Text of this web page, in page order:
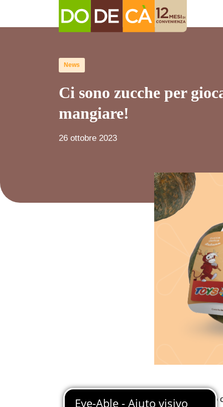
News
Ci sono zucche per
mangiare!
26 ottobre 2023
Amica del